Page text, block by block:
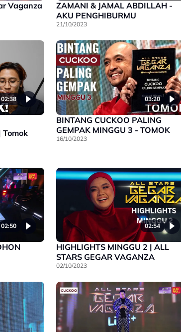
Vaganza
ZAMANI & JAMAL ABDILLAH -
AKU PENGHIBURMU
21/10/2023
02:38 03:20
BINTANG CUCKOO PALING
GEMPAK MINGGU 3 - TOMOK
16/10/2023
02:50 02:54
HIGHLIGHTS MINGGU 2 | ALL
STARS GEGAR VAGANZA
02/10/2023